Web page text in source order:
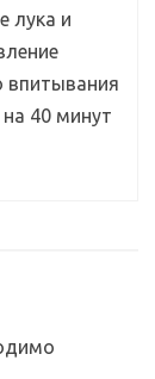
лука и
впитывания
40 минут